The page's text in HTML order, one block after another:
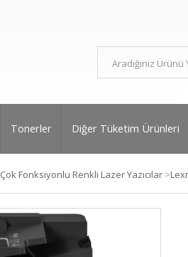
Tonerler Diğer Tüketim Ürünleri
Çok Fonksiyonlu Renkli Lazer Yazıcılar >